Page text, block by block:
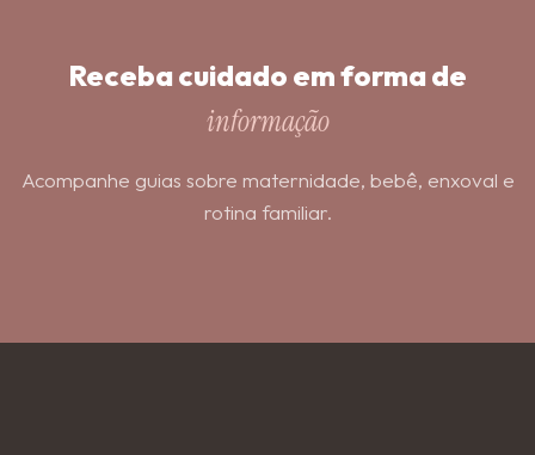
Receba cuidado em forma de
informação
Acompanhe guias sobre maternidade, bebê, enxoval e
rotina familiar.